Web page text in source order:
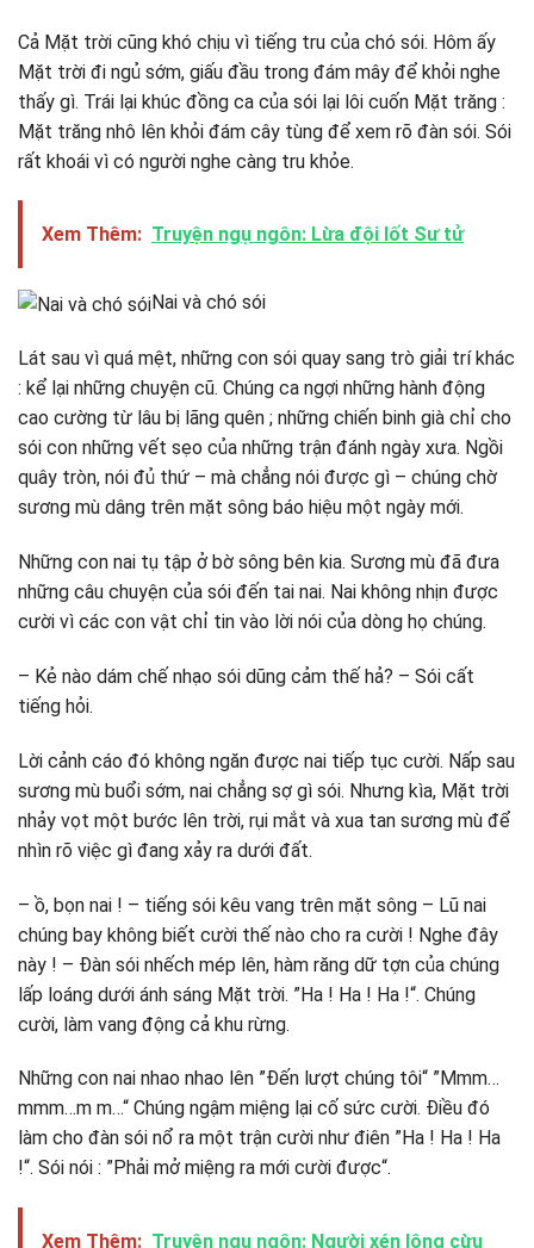
Cả Mặt trời cũng khó chịu vì tiếng tru của chó sói. Hôm ấy
Mặt trời đi ngủ sớm, giấu đầu trong đám mây để khỏi nghe
thấy gì. Trái lại khúc đồng ca của sói lại lôi cuốn Mặt trăng :
Mặt trăng nhô lên khỏi đám cây tùng để xem rõ đàn sói. Sói
rất khoái vì có người nghe càng tru khỏe.
Xem Thêm: Truyện ngụ ngôn: Lừa đội lốt Sư tử
Nai và chó sói
Lát sau vì quá mệt, những con sói quay sang trò giải trí khác
: kể lại những chuyện cũ. Chúng ca ngợi những hành động
cao cường từ lâu bị lãng quên ; những chiến binh già chỉ cho
sói con những vết sẹo của những trận đánh ngày xưa. Ngồi
quây tròn, nói đủ thứ – mà chẳng nói được gì – chúng chờ
sương mù dâng trên mặt sông báo hiệu một ngày mới.
Những con nai tụ tập ở bờ sông bên kia. Sương mù đã đưa
những câu chuyện của sói đến tai nai. Nai không nhịn được
cười vì các con vật chỉ tin vào lời nói của dòng họ chúng.
– Kẻ nào dám chế nhạo sói dũng cảm thế hả? – Sói cất
tiếng hỏi.
Lời cảnh cáo đó không ngăn được nai tiếp tục cười. Nấp sau
sương mù buổi sớm, nai chẳng sợ gì sói. Nhưng kìa, Mặt trời
nhảy vọt một bước lên trời, rụi mắt và xua tan sương mù để
nhìn rõ việc gì đang xảy ra dưới đất.
– ồ, bọn nai ! – tiếng sói kêu vang trên mặt sông – Lũ nai
chúng bay không biết cười thế nào cho ra cười ! Nghe đây
này ! – Ðàn sói nhếch mép lên, hàm răng dữ tợn của chúng
lấp loáng dưới ánh sáng Mặt trời. ”Ha ! Ha ! Ha !“. Chúng
cười, làm vang động cả khu rừng.
Những con nai nhao nhao lên ”Ðến lượt chúng tôi“ ”Mmm…
mmm…m m…“ Chúng ngậm miệng lại cố sức cười. Ðiều đó
làm cho đàn sói nổ ra một trận cười như điên ”Ha ! Ha ! Ha
!“. Sói nói : ”Phải mở miệng ra mới cười được“.
Xem Thêm: Truyện ngụ ngôn: Người xén lông cừu